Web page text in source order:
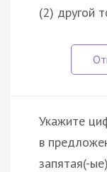
(2) другой
Укажите
в
запятая(-